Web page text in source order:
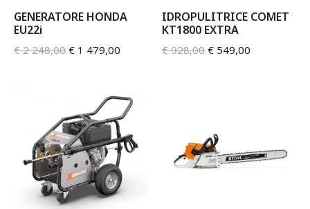
GENERATORE HONDA
EU22i
€2 248,00 € 1 479,00
IDROPULITRICE COMET
KT1800 EXTRA
€928,00 € 549,00